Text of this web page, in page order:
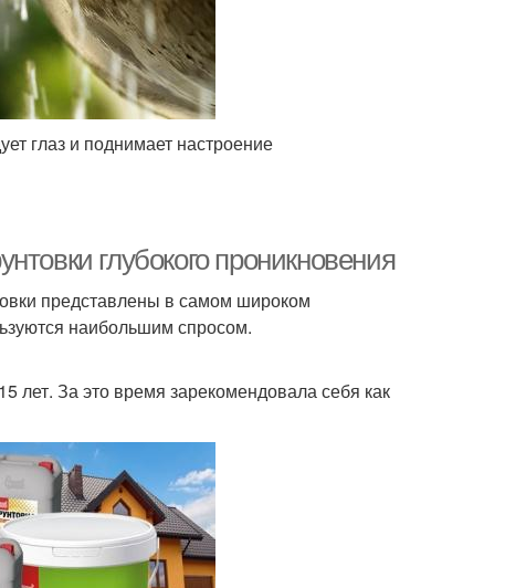
глаз и поднимает настроение
глубокого проникновения
представлены в самом широком
наибольшим спросом.
лет. За это время зарекомендовала себя как